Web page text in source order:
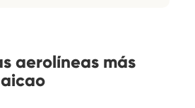
aerolíneas más